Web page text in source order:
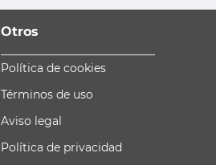
Otros
Política de cookies
Términos de uso
Aviso legal
Política de privacidad